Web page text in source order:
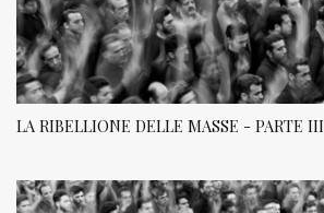
LA RIBELLIONE DELLE MASSE - PARTE III